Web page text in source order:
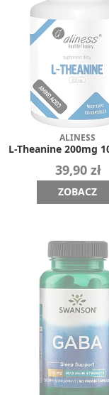
ALINESS
L-Theanine 200mg
39,90 zł
ZOBACZ